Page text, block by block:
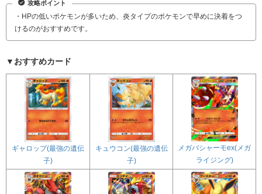
攻略ポイント
・HPの低いポケモンが多いため、炎タイプのポケモンで早めに決着をつ
けるのがおすすめです。
▼おすすめカード
ギャロップ(最強の遺伝
子)
キュウコン(最強の遺伝
子)
メガバシャーモex(メガ
ライジング)